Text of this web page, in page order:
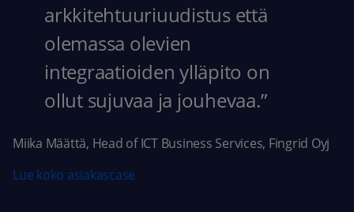
arkkitehtuuriuudistus että
olemassa olevien
integraatioiden ylläpito on
ollut sujuvaa ja jouhevaa.”
Miika Määttä, Head of ICT Business Services, Fingrid Oyj
Lue koko asiakascase